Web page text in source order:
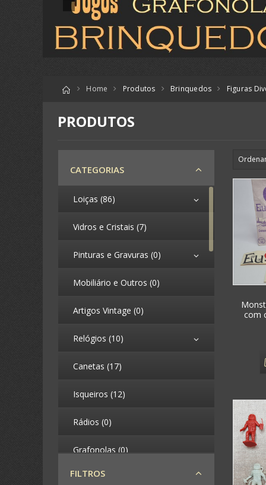
Home Produtos Brinquedos Figuras
PRODUTOS
com
CATEGORIAS
Loiças (86)
Vidros e Cristais (7)
Pinturas e Gravuras (0)
Mobiliário e Outros (0)
Artigos Vintage (0)
Relógios (10)
Canetas (17)
Isqueiros (12)
Rádios (0)
Grafonolas (0)
Telefones (0)
FILTROS